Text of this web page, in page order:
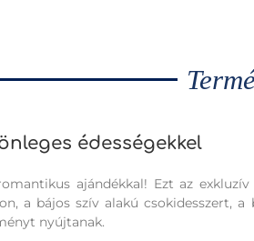
édességekkel
ajándékkal! Ezt az
a bájos szív alakú csokidesszert,
nyújtanak.